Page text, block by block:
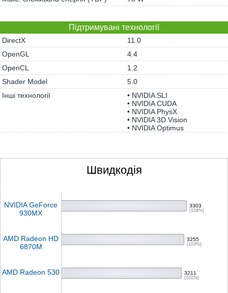
Підтримувані технології
DirectX
11.0
OpenGL
4.4
OpenCL
1.2
Shader Model
5.0
Інші технології
• NVIDIA SLI
• NVIDIA CUDA
• NVIDIA PhysX
• NVIDIA 3D Vision
• NVIDIA Optimus
Швидкодія
NVIDIA GeForce
930MX
3303
(104%)
AMD Radeon HD
6870M
3255
(103%)
AMD Radeon 530 3211
(101%)